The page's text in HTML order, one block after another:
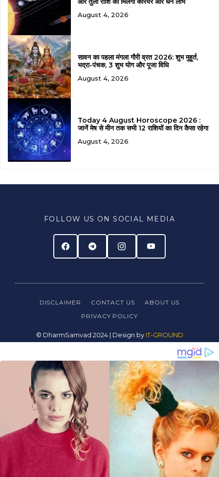
August 4, 2026
सावन का पहला मंगला गौरी व्रत 2026: शुभ मुहूर्त,
भद्रा-पंचक, 3 शुभ योग और पूजा विधि
August 4, 2026
Today 4 August Horoscope 2026 :
जानें मेष से मीन तक सभी 12 राशियों का दिन कैसा रहेगा
August 4, 2026
FOLLOW US ON SOCIAL MEDIA
DISCLAIMER CONTACT US
ABOUT US
PRIVACY POLICY
© DharmSamvad 2024 | Design byIT-GROUND